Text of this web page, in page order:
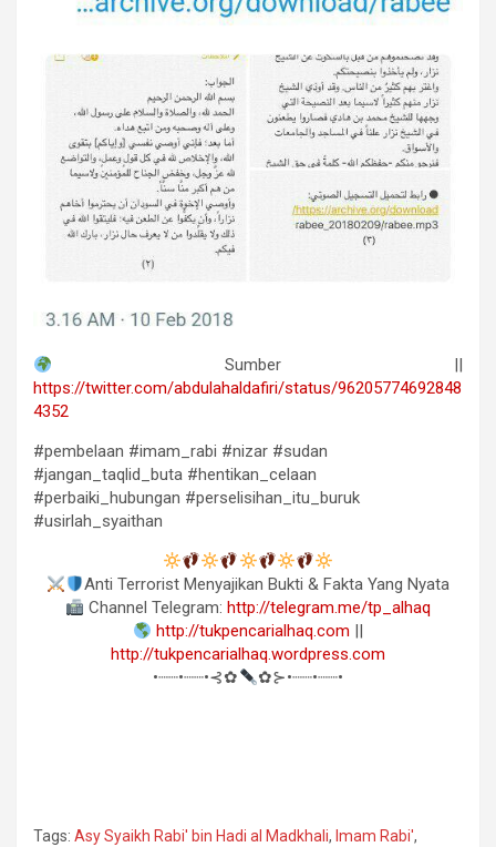
Sumber ||
https://twitter.com/abdulahaldafiri/status/96205774692848
4352
#pembelaan #imam_rabi #nizar #sudan
#jangan_taqlid_buta #hentikan_celaan
#perbaiki_hubungan #perselisihan_itu_buruk
#usirlah_syaithan
Anti Terrorist Menyajikan Bukti & Fakta Yang Nyata
Channel Telegram:http://telegram.me/tp_alhaq
http://tukpencarialhaq.com ||
http://tukpencarialhaq.wordpress.com
•┈┈•┈┈•⊰✿
✿⊱•┈┈•┈┈•
Tags: Asy Syaikh Rabi' bin Hadi al Madkhali, Imam Rabi',